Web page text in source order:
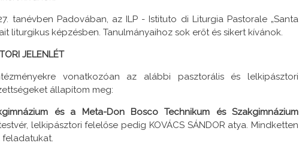
tanévben Padovában, az ILP - Istituto di Liturgia Pastorale „Santa
liturgikus képzésben. Tanulmányaihoz sok erőt és sikert kívánok.
JELENLÉT
vonatkozóan az alábbi pasztorális és lelkipásztori
állapítom meg:
és a Meta-Don Bosco Technikum és Szakgimnázium
lelkipásztori felelőse pedig KOVÁCS SÁNDOR atya. Mindketten